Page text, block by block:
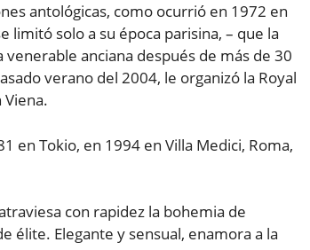
antológicas, como ocurrió en 1972 en
limitó solo a su época parisina, – que la
anciana después de más de 30
verano del 2004, le organizó la Royal
en Tokio, en 1994 en Villa Medici, Roma,
con rapidez la bohemia de
élite. Elegante y sensual, enamora a la